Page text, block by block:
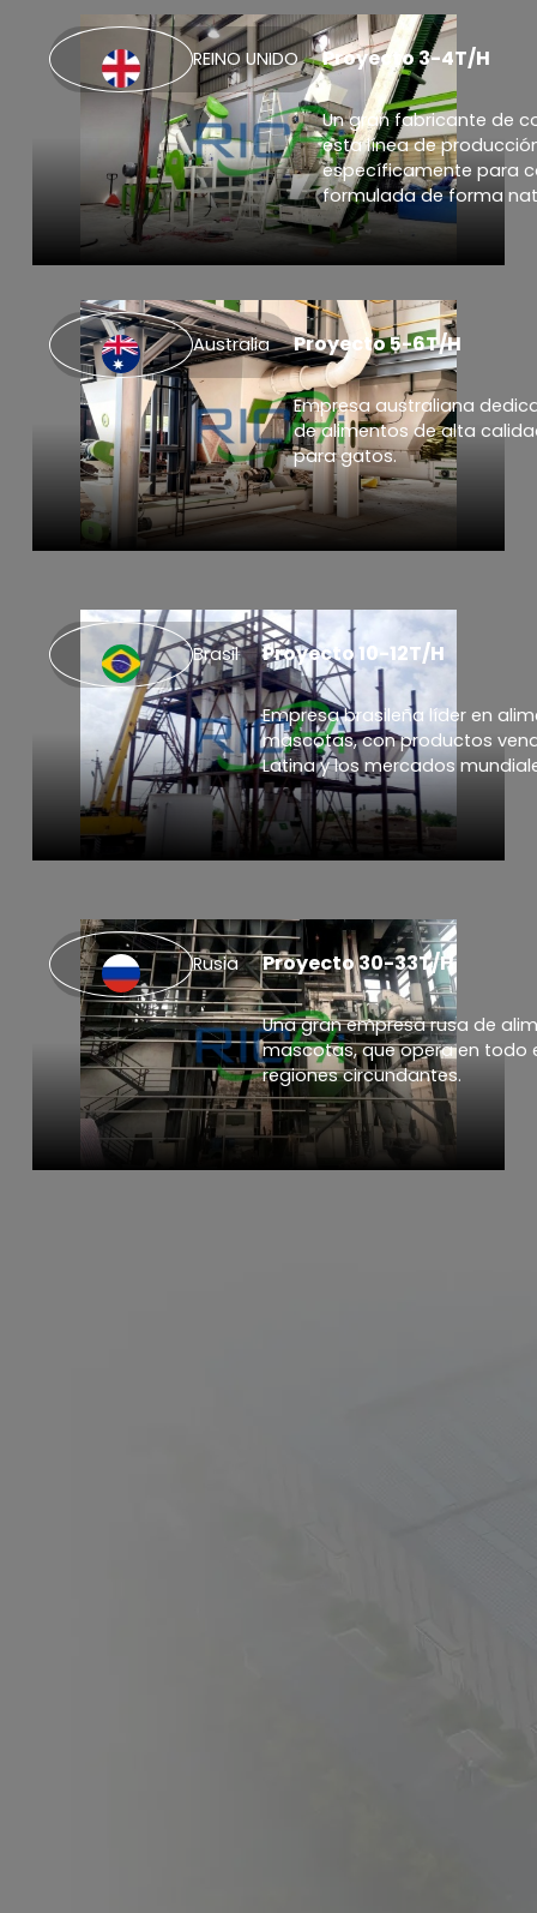
REINO UNIDO Proyecto 3-4T/H
Un gran fabricante de
esta línea de
específicamente para
formulada de forma
Australia Proyecto 5-6T/H
Empresa australiana
de alimentos de alta
para gatos.
Brasil Proyecto 10-12T/H
Empresa brasileña líder en
mascotas, con productos
Latina y los mercados
Rusia Proyecto 30-33T/H
Una gran empresa rusa de
mascotas, que opera en todo
regiones circundantes.